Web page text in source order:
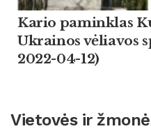
Kario paminklas
Ukrainos vėliavos
2022-04-12)
Vietovės ir